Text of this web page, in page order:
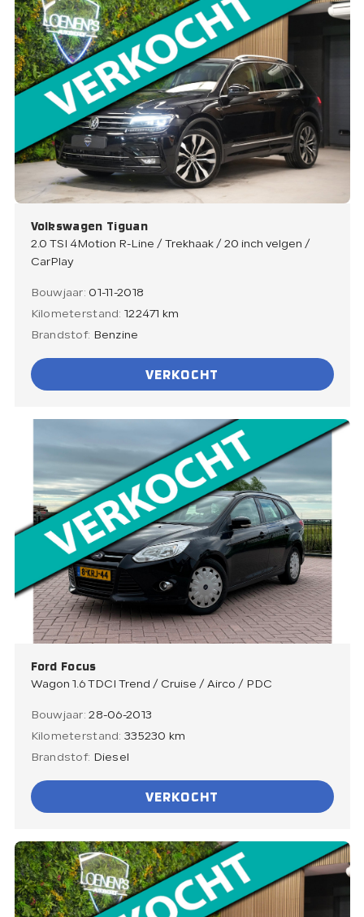
Volkswagen Tiguan
2.0 TSI 4Motion R-Line / Trekhaak / 20 inch velgen /
CarPlay
Bouwjaar: 01-11-2018
Kilometerstand: 122471 km
Brandstof: Benzine
VERKOCHT
Ford Focus
Wagon 1.6 TDCI Trend / Cruise / Airco / PDC
Bouwjaar:28-06-2013
Kilometerstand: 335230 km
Brandstof: Diesel
VERKOCHT